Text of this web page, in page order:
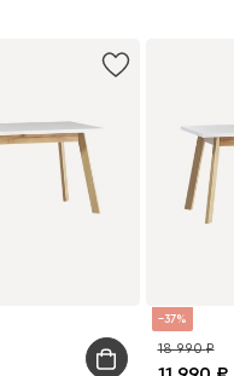
37
18 990